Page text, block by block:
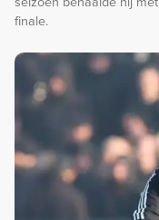
finale.